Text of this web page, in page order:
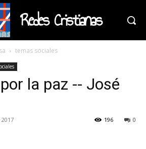
Redes Cristianas
temas sociales
la paz -- José
0
196